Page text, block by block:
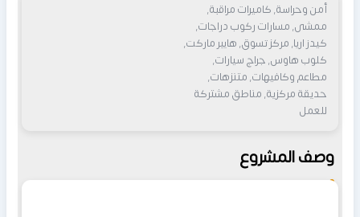
أمن وحراسة, كاميرات مراقبة,
ممشى, مسارات ركوب دراجات,
كيدز اريا, مركز تسوق, هايبر ماركت,
كلوب هاوس, جراج سيارات,
مطاعم وكافيهات, متنزهات,
حديقة مركزية, مناطق مشتركة
للعمل
وصف المشروع